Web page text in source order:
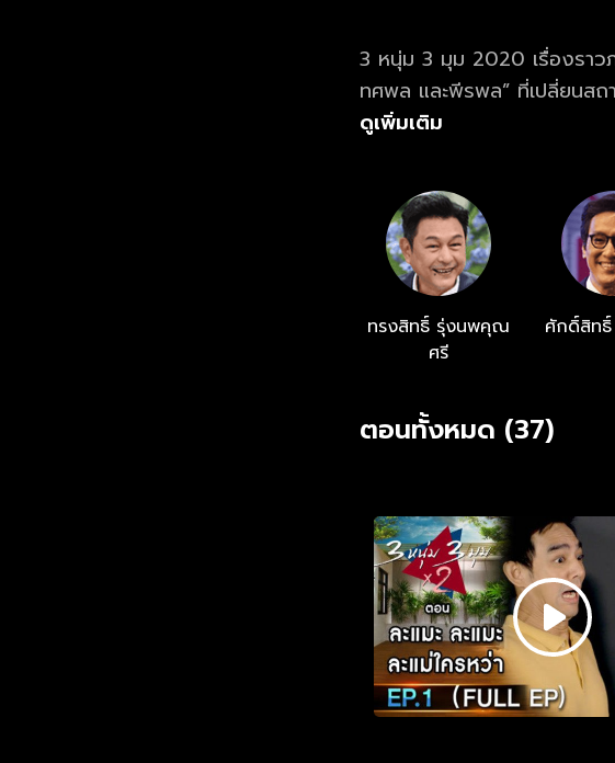
3 หนุ่ม 3 มุม 2020 เรื่องรา
ทศพล และพีรพล” ที่เปลี่ยนส
แต่ต้องอาศัยอยู่บ้านหลังเดียว
ดูเพิ่มเติม
ทรงสิทธิ์ รุ่งนพคุณ
ศรี
ศักดิ์สิท
ตอนทั้งหมด (37)